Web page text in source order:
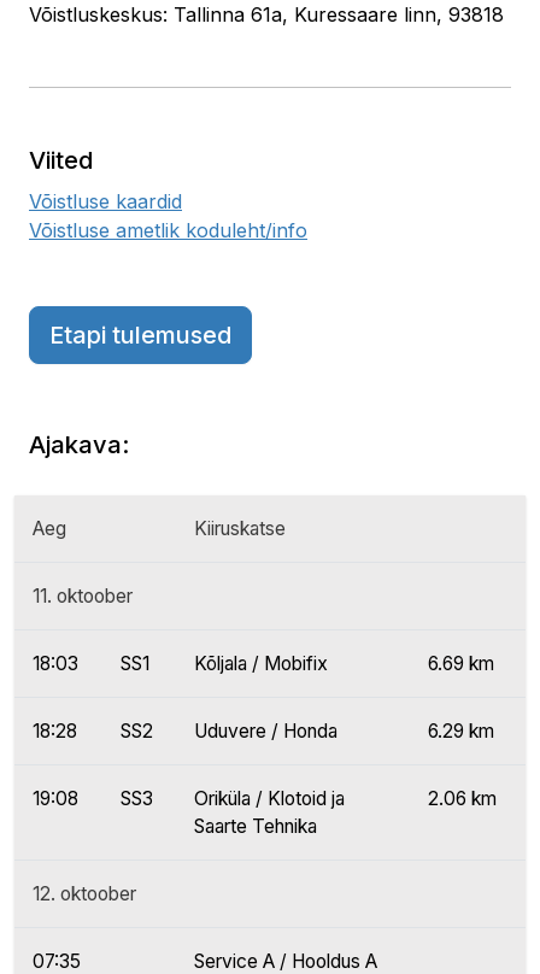
Võistluskeskus: Tallinna 61a, Kuressaare linn, 93818
Viited
Võistluse kaardid
Võistluse ametlik koduleht/info
Etapi tulemused
Ajakava:
Aeg Kiiruskatse
11. oktoober
18:03 SS1 Kõljala / Mobifix 6.69 km
18:28 SS2 Uduvere / Honda 6.29 km
19:08 SS3
Oriküla / Klotoid ja
Saarte Tehnika
2.06 km
12. oktoober
07:35
Service A / Hooldus A